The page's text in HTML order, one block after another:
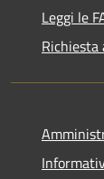
Leggi le
Richiesta